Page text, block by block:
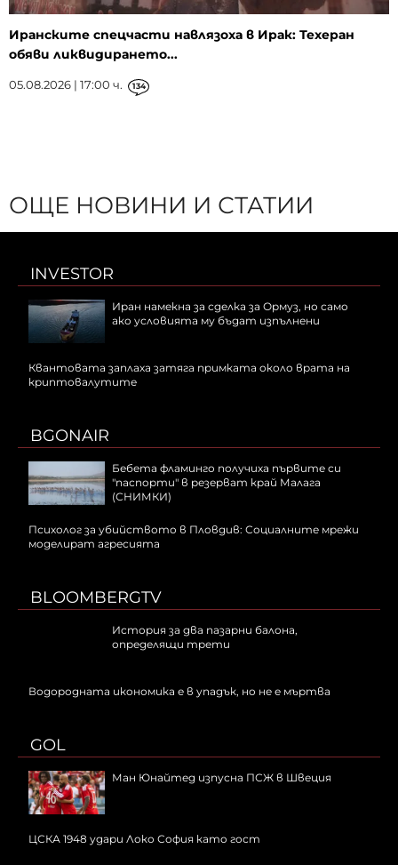
Иранските спецчасти навлязоха в Ирак: Техеран
обяви ликвидирането...
05.08.2026 | 17:00 ч. 134
ОЩЕ НОВИНИ И СТАТИИ
INVESTOR
Иран намекна за сделка за Ормуз, но само
ако условията му бъдат изпълнени
Квантовата заплаха затяга примката около врата на
криптовалутите
BGONAIR
Бебета фламинго получиха първите си
"паспорти" в резерват край Малага
(СНИМКИ)
Психолог за убийството в Пловдив: Социалните мрежи
моделират агресията
BLOOMBERGTV
История за два пазарни балона,
определящи трети
Водородната икономика е в упадък, но не е мъртва
GOL
Ман Юнайтед изпусна ПСЖ в Швеция
ЦСКА 1948 удари Локо София като гост